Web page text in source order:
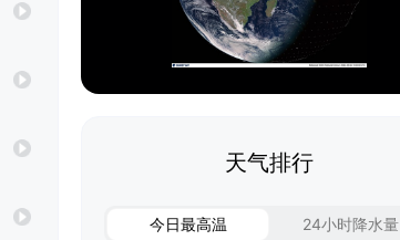
天气排行
今日最高温 24小时降水量